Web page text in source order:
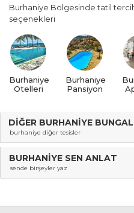
Burhaniye Bölgesinde tatil
seçenekleri
Burhaniye
Otelleri
Burhaniye
Pansiyon
DIĞER BURHANIYE
burhaniye diğer tesisler
BURHANIYE SEN ANLAT
sende birşeyler yaz